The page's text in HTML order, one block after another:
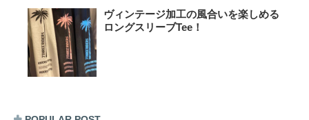
ヴィンテージ加工の風合いを楽しめる
ロングスリーブTee！